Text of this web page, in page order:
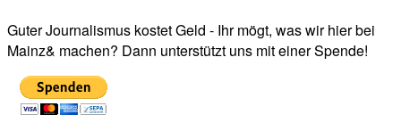
Guter Journalismus kostet Geld - Ihr mögt, was wir hier bei
Mainz& machen? Dann unterstützt uns mit einer Spende!